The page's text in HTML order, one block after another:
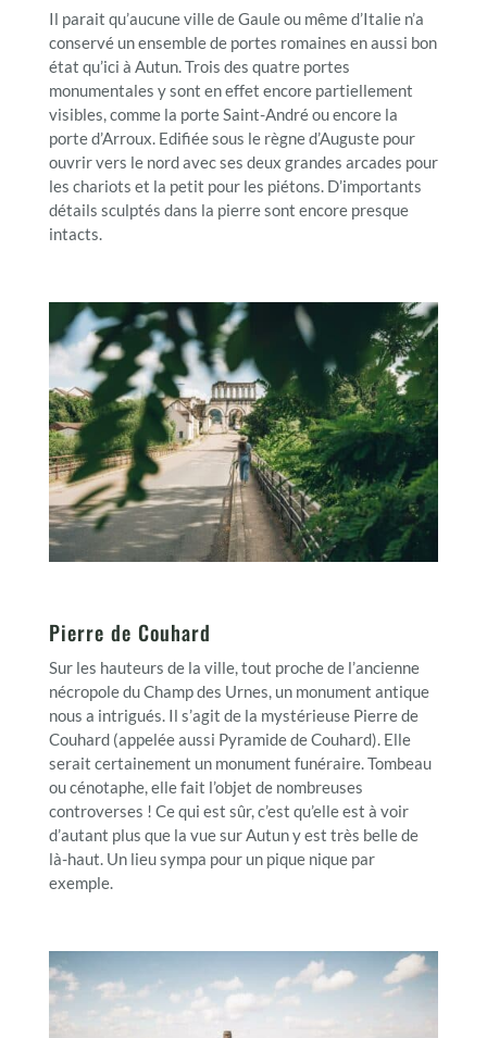
Il parait qu’aucune ville de Gaule ou même d’Italie n’a
conservé un ensemble de portes romaines en aussi bon
état qu’ici à Autun. Trois des quatre portes
monumentales y sont en effet encore partiellement
visibles, comme la porte Saint-André ou encore la
porte d’Arroux. Edifiée sous le règne d’Auguste pour
ouvrir vers le nord avec ses deux grandes arcades pour
les chariots et la petit pour les piétons. D’importants
détails sculptés dans la pierre sont encore presque
intacts.
Pierre de Couhard
Sur les hauteurs de la ville, tout proche de l’ancienne
nécropole du Champ des Urnes, un monument antique
nous a intrigués. Il s’agit de la mystérieuse Pierre de
Couhard (appelée aussi Pyramide de Couhard). Elle
serait certainement un monument funéraire. Tombeau
ou cénotaphe, elle fait l’objet de nombreuses
controverses ! Ce qui est sûr, c’est qu’elle est à voir
d’autant plus que la vue sur Autun y est très belle de
là-haut. Un lieu sympa pour un pique nique par
exemple.